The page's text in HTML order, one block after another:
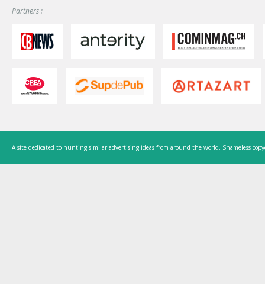
Partners :
A site dedicated to hunting similar advertising ideas from around the world. Shameless